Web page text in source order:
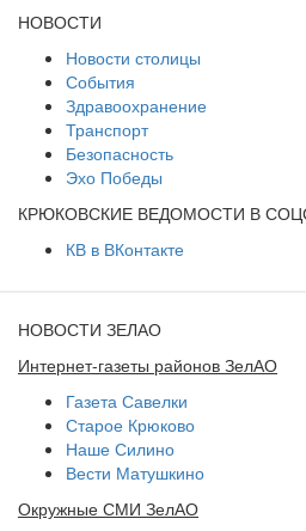
НОВОСТИ
Новости столицы
События
Здравоохранение
Транспорт
Безопасность
Эхо Победы
КРЮКОВСКИЕ ВЕДОМОСТИ В
КВ в ВКонтакте
НОВОСТИ ЗЕЛАО
Интернет-газеты районов ЗелАО
Газета Савелки
Старое Крюково
Наше Силино
Вести Матушкино
Окружные СМИ ЗелАО